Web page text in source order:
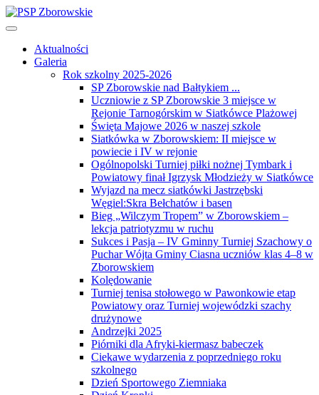
Aktualności
Galeria
Rok szkolny 2025-2026
SP Zborowskie nad Bałtykiem ...
Uczniowie z SP Zborowskie 3 miejsce w
Rejonie Tarnogórskim w Siatkówce Plażowej
Święta Majowe 2026 w naszej szkole
Siatkówka w Zborowskiem: II miejsce w
powiecie i IV w rejonie
Ogólnopolski Turniej piłki nożnej Tymbark i
Powiatowy finał Igrzysk Młodzieży w Siatkówce
Wyjazd na mecz siatkówki Jastrzębski
Węgiel:Skra Bełchatów i basen
Bieg „Wilczym Tropem” w Zborowskiem –
lekcja patriotyzmu w ruchu
Sukces i Pasja – IV Gminny Turniej Szachowy o
Puchar Wójta Gminy Ciasna uczniów klas 4–8 w
Zborowskiem
Kolędowanie
Turniej tenisa stołowego w Pawonkowie etap
Powiatowy oraz Turniej wojewódzki szachy
drużynowe
Andrzejki 2025
Piórniki dla Afryki-kiermasz babeczek
Ciekawe wydarzenia z poprzedniego roku
szkolnego
Dzień Sportowego Ziemniaka